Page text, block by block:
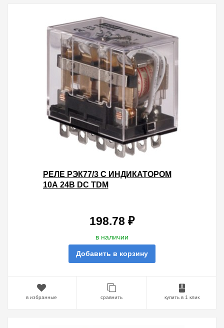
РЕЛЕ РЭК77/3 С ИНДИКАТОРОМ
10А 24В DC TDM
198.78 ₽
в наличии
Добавить в корзину
в избранные сравнить купить в 1 клик